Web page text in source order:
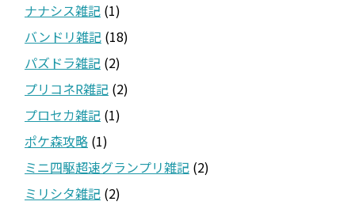
ナナシス雑記 (1)
バンドリ雑記 (18)
パズドラ雑記 (2)
プリコネR雑記 (2)
プロセカ雑記 (1)
ポケ森攻略 (1)
ミニ四駆超速グランプリ雑記 (2)
ミリシタ雑記 (2)